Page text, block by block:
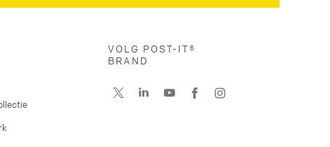
VOLG POST-IT®
BRAND